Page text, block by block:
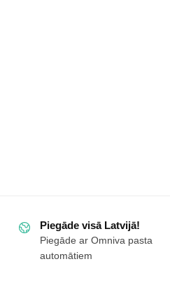
Piegāde visā Latvijā!
Piegāde ar Omniva pasta
automātiem